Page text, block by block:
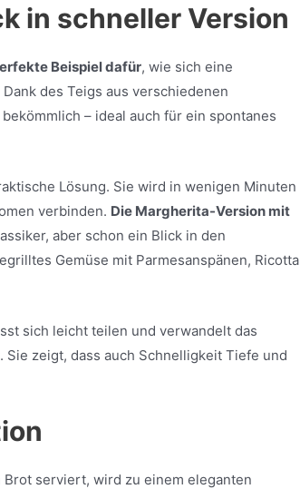
in schneller Version
Beispiel dafür, wie sich eine
des Teigs aus verschiedenen
– ideal auch für ein spontanes
Lösung. Sie wird in wenigen Minuten
verbinden. Die Margherita-Version mit
aber schon ein Blick in den
Gemüse mit Parmesanspänen, Ricotta
sich leicht teilen und verwandelt das
zeigt, dass auch Schnelligkeit Tiefe und
serviert, wird zu einem eleganten